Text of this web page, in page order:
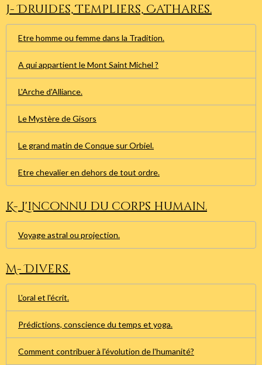
J- Druides, Templiers, Cathares.
Etre homme ou femme dans la Tradition.
A qui appartient le Mont Saint Michel ?
L'Arche d'Alliance.
Le Mystère de Gisors
Le grand matin de Conque sur Orbiel.
Etre chevalier en dehors de tout ordre.
K- L'inconnu du corps humain.
Voyage astral ou projection.
M- Divers.
L'oral et l'écrit.
Prédictions, conscience du temps et yoga.
Comment contribuer à l'évolution de l'humanité?